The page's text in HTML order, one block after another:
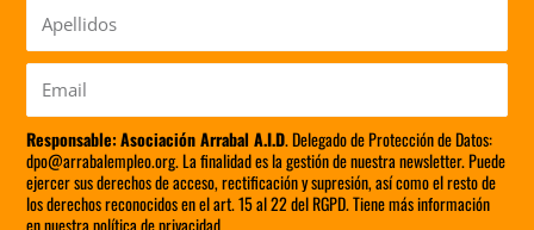
Apellidos
Responsable: Asociación Arrabal A.I.D. Delegado de Protección de Datos:
dpo@arrabalempleo.org. La finalidad es la gestión de nuestra newsletter. Puede
ejercer sus derechos de acceso, rectificación y supresión, así como el resto de
los derechos reconocidos en el art. 15 al 22 del RGPD. Tiene más información